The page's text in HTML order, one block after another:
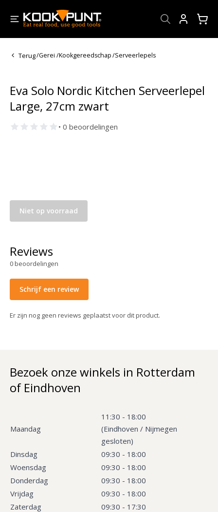
Terug/Gerei /Kookgereedschap/Serveerlepels
Eva Solo Nordic Kitchen Serveerlepel
Large, 27cm zwart
• 0 beoordelingen
Niet op voorraad
Reviews
0beoordelingen
Schrijf een review
Er zijn nog geen reviews geplaatst voor dit product.
Bezoek onze winkels in Rotterdam
of Eindhoven
Maandag
11:30 - 18:00
(Eindhoven / Nijmegen
gesloten)
Dinsdag
09:30 - 18:00
Woensdag
09:30 - 18:00
Donderdag
09:30 - 18:00
Vrijdag
09:30 - 18:00
Zaterdag
09:30 - 17:30